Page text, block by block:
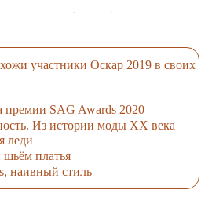
участники Оскар 2019 в своих
премии SAG Awards 2020
Из истории моды XX века
леди
шьём платья
наивный стиль